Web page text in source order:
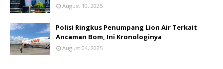
August 10, 2025
Polisi Ringkus Penumpang Lion Air Terkait
Ancaman Bom, Ini Kronologinya
August 04, 2025